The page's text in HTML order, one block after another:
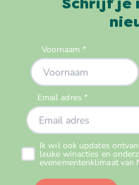
Schrijf je